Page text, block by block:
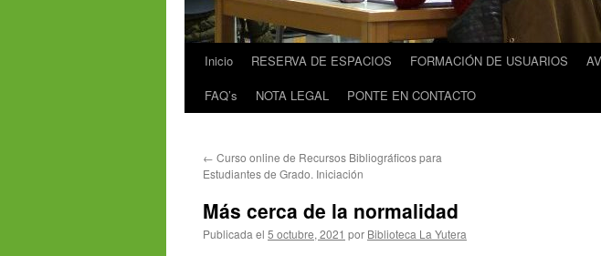
Inicio RESERVA DE ESPACIOS FORMACIÓN DE USUARIOS
FAQ’s
NOTA LEGAL PONTE EN CONTACTO
← Curso online de Recursos Bibliográficos para
Estudiantes de Grado. Iniciación
Más cerca de la normalidad
Publicada el 5 octubre, 2021 por Biblioteca La Yutera